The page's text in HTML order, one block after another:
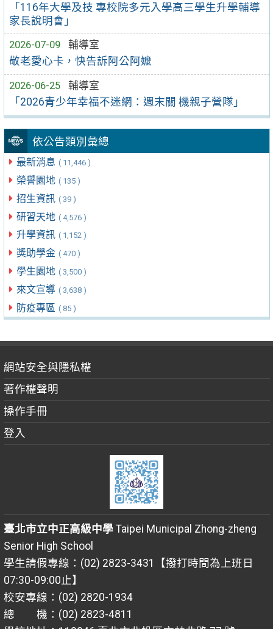
「116年大學及技 專校院多元入學高三學生升學輔導
家長說明會」
2026-07-09
輔導室
敬老愛心卡，快告訴阿公阿嬤
2026-06-25
輔導室
「2026青少年幸福不迷網：週末關 機親子營隊」
依公告類別彙總
最新消息 ( 11,446 )
榮譽園地 ( 135 )
招生資訊 ( 39 )
研習天地 ( 4,576 )
升學資訊 ( 1,152 )
獎助學金 ( 470 )
學生園地 ( 3,500 )
來文宣導 ( 3,638 )
防疫專區 ( 85 )
網站安全與隱私權
著作權聲明
操作手冊
登入
臺北市立中正高級中學Taipei Municipal Zhong-zheng
Senior High School
學生請假專線：(02) 2823-3431【撥打時間為上班日
07:30-09:00止】
校安專線：(02) 2820-1934
總 機：(02) 2823-4811